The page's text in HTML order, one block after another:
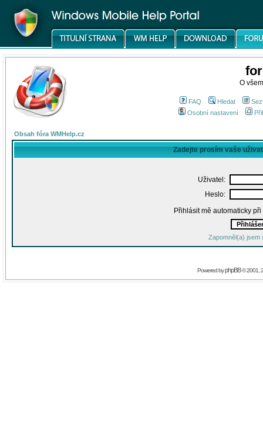
O
FAQ Hledat
Osobní nastavení
Obsah fóra WMHelp.cz
Zadejte prosím vaše
Uživatel:
Heslo:
Přihlásit mě automaticky
Zapomněl(a) jsem
Powered byphpBB© 2001,